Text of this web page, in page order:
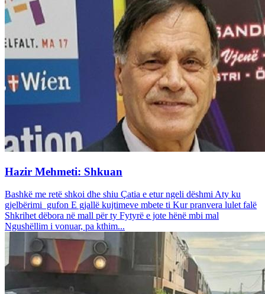
Hazir Mehmeti: Shkuan
Bashkë me retë shkoi dhe shiu Çatia e etur ngeli dëshmi Aty ku
gjelbërimi gufon E gjallë kujtimeve mbete ti Kur pranvera lulet falë
Shkrihet dëbora në mall për ty Fytyrë e jote hënë mbi mal
Ngushëllim i vonuar, pa kthim...